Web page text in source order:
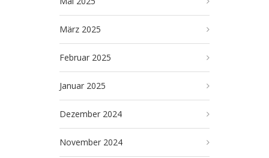
März 2025
Februar 2025
Januar 2025
Dezember 2024
November 2024